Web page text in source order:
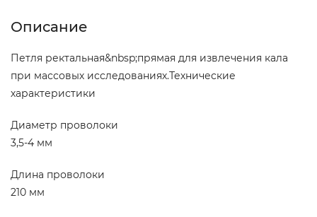
Описание
Петля ректальная&nbsp;прямая для извлечения кала
при массовых исследованиях.Технические
характеристики
Диаметр проволоки
3,5-4 мм
Длина проволоки
210 мм